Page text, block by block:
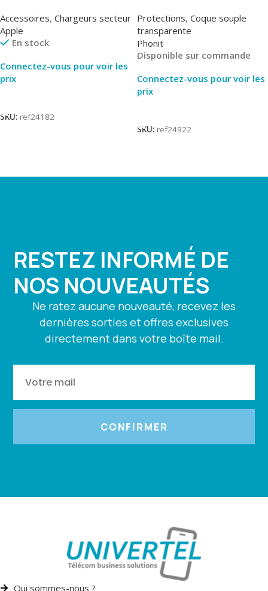
Accessoires, Chargeurs secteur
Apple
En stock
Connectez-vous pour voir les
prix
SKU: ref24182
Protections, Coque souple
transparente
Phonit
Disponible sur commande
Connectez-vous pour voir les
prix
SKU: ref24922
RESTEZ INFORMÉ DE
NOS NOUVEAUTÉS
Ne ratez aucune nouveauté, recevez les
dernières sorties et offres exclusives
directement dans votre boîte mail.
CONFIRMER
Qui sommes-nous ?